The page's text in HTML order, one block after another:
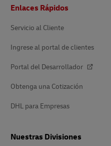
de
Enlaces Rápidos
Servicio al Cliente
Ingrese al portal de clientes
Portal del Desarrollador
Obtenga una Cotización
DHL para Empresas
Nuestras Divisiones